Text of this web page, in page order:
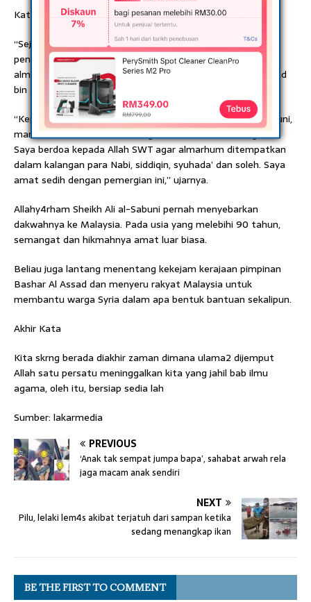
Kata Beliau
“Sejujurnya, saya amat mengakui betapa mendalamnya
penguasaan almarhum yang saya anggap setara dengan
almarhum Syeikh Mutawwali al-Sya’rawi, Syeikh Muhammad
bin Muhammad al-Amin al-Syinqiti dalam bidang tafsir.
“Kepada pencinta almarhum Syeikh Muhammad Ali al-Sobuni,
marilah sama-sama kita mengadakan solat jenazah ghaib.
Saya berdoa kepada Allah SWT agar almarhum ditempatkan
dalam kalangan para Nabi, siddiqin, syuhada’ dan soleh. Saya
amat sedih dengan pemergian ini,” ujarnya.
Allahy4rham Sheikh Ali al-Sabuni pernah menyebarkan
dakwahnya ke Malaysia. Pada usia yang melebihi 90 tahun,
semangat dan hikmahnya amat luar biasa.
Beliau juga lantang menentang kekejam kerajaan pimpinan
Bashar Al Assad dan menyeru rakyat Malaysia untuk
membantu warga Syria dalam apa bentuk bantuan sekalipun.
Akhir Kata
Kita skrng berada diakhir zaman dimana ulama2 dijemput
Allah satu persatu meninggalkan kita yang jahil bab ilmu
agama, oleh itu, bersiap sedia lah
Sumber: lakarmedia
PREVIOUS
‘Anak tak sempat jumpa bapa’, sahabat arwah rela
jaga macam anak sendiri
NEXT
Pilu, lelaki lem4s akibat terjatuh dari sampan ketika
sedang menangkap ikan
BE THE FIRST TO COMMENT